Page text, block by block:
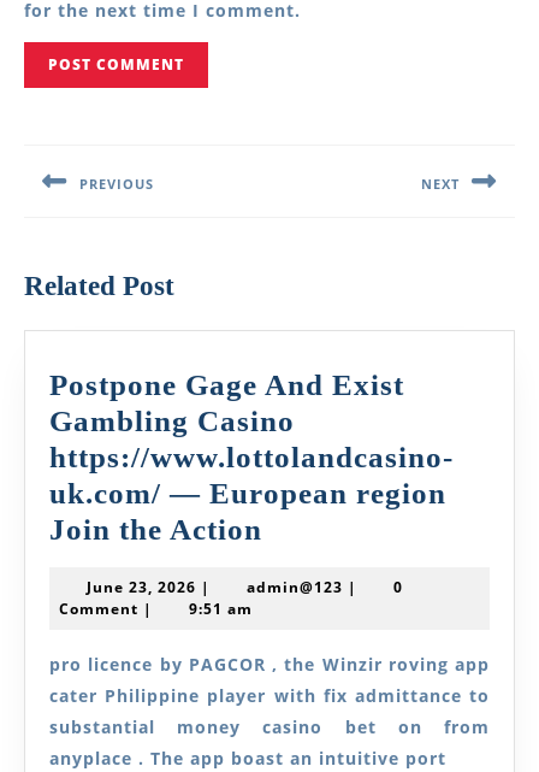
for the next time I comment.
PREVIOUS NEXT
Related Post
Postpone Gage And Exist
Gambling Casino
https://www.lottolandcasino-
uk.com/ — European region
Join the Action
And
Gambling
Casino
https://
June 23, 2026 June
23,
| admin@123 admin@123
|
0
Comment | 9:51 am
pro licence by PAGCOR , the Winzir roving app
cater Philippine player with fix admittance to
substantial money casino bet on from
anyplace . The app boast an intuitive port